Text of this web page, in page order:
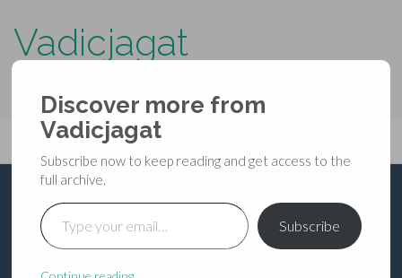
Vadicjagat
Primary
Menu
content
Vadicjagat
श्रीगणेशपुराण-उपासना-
खण्ड-अध्याय-62
Discover more from
Vadicjagat
Subscribe now to keep reading and get access to the
full archive.
Type your email…
Subscribe